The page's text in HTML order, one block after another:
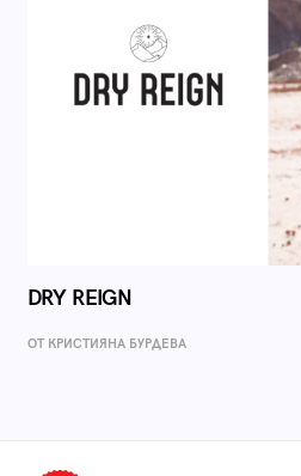
DRY REIGN
ОТ КРИСТИЯНА БУРДЕВА